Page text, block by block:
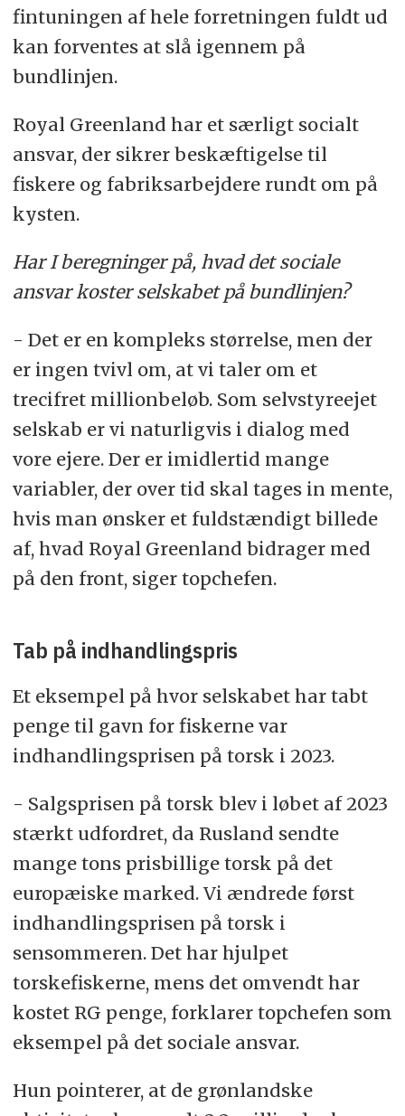
fintuningen af hele forretningen fuldt ud
kan forventes at slå igennem på
bundlinjen.
Royal Greenland har et særligt socialt
ansvar, der sikrer beskæftigelse til
fiskere og fabriksarbejdere rundt om på
kysten.
Har I beregninger på, hvad det sociale
ansvar koster selskabet på bundlinjen?
- Det er en kompleks størrelse, men der
er ingen tvivl om, at vi taler om et
trecifret millionbeløb. Som selvstyreejet
selskab er vi naturligvis i dialog med
vore ejere. Der er imidlertid mange
variabler, der over tid skal tages in mente,
hvis man ønsker et fuldstændigt billede
af, hvad Royal Greenland bidrager med
på den front, siger topchefen.
Tab på indhandlingspris
Et eksempel på hvor selskabet har tabt
penge til gavn for fiskerne var
indhandlingsprisen på torsk i 2023.
- Salgsprisen på torsk blev i løbet af 2023
stærkt udfordret, da Rusland sendte
mange tons prisbillige torsk på det
europæiske marked. Vi ændrede først
indhandlingsprisen på torsk i
sensommeren. Det har hjulpet
torskefiskerne, mens det omvendt har
kostet RG penge, forklarer topchefen som
eksempel på det sociale ansvar.
Hun pointerer, at de grønlandske